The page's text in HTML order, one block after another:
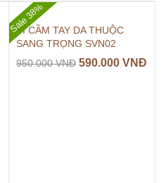
Sale 38%
VÍ CẦM TAY DA THUỘC
SANG TRỌNG SVN02
950.000VNĐ 590.000 VNĐ